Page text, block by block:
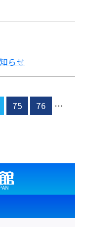
らせ
75 76
…